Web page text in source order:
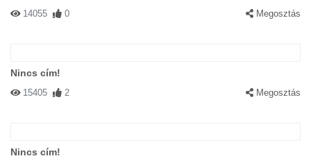
14055 0 Megosztás
Nincs cím!
15405 2 Megosztás
Nincs cím!